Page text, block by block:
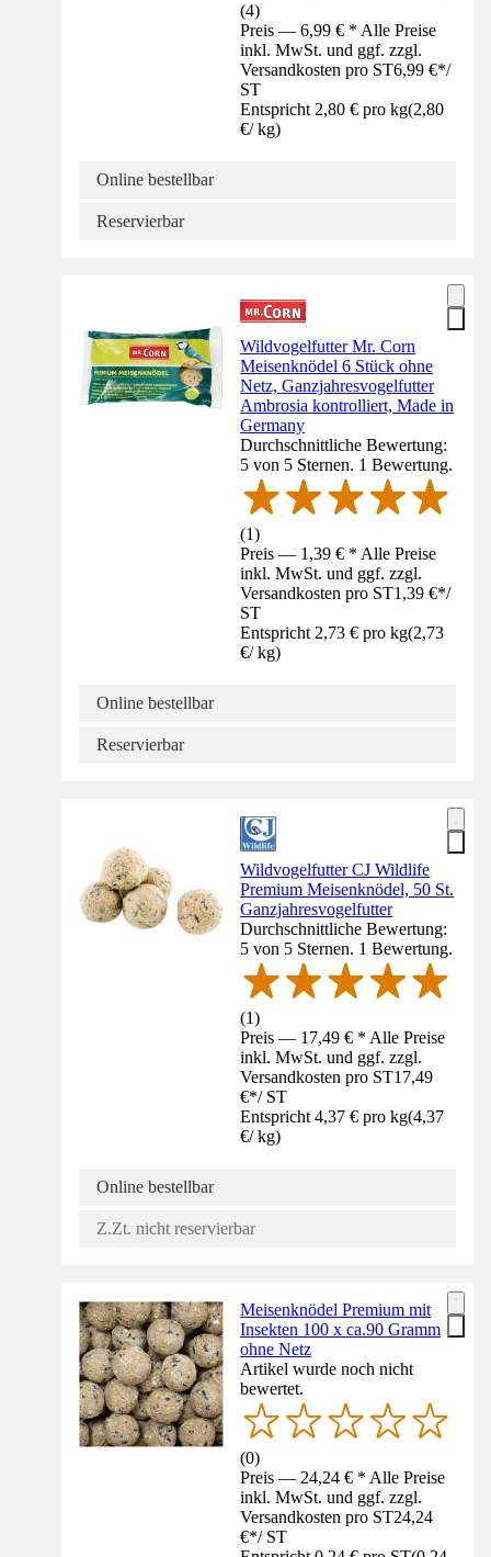
(4)
Preis — 6,99 € * Alle Preise
inkl. MwSt. und ggf. zzgl.
Versandkosten pro ST6,99 €*/
ST
Entspricht 2,80 € pro kg(2,80
€/ kg)
Online bestellbar
Reservierbar
Wildvogelfutter Mr. Corn
Meisenknödel 6 Stück ohne
Netz, Ganzjahresvogelfutter
Ambrosia kontrolliert, Made in
Germany
Durchschnittliche Bewertung:
5 von 5 Sternen. 1 Bewertung.
(1)
Preis — 1,39 € * Alle Preise
inkl. MwSt. und ggf. zzgl.
Versandkosten pro ST1,39 €*/
ST
Entspricht 2,73 € pro kg(2,73
€/ kg)
Online bestellbar
Reservierbar
Wildvogelfutter CJ Wildlife
Premium Meisenknödel, 50 St.
Ganzjahresvogelfutter
Durchschnittliche Bewertung:
5 von 5 Sternen. 1 Bewertung.
(1)
Preis — 17,49 € * Alle Preise
inkl. MwSt. und ggf. zzgl.
Versandkosten pro ST17,49
€*/ ST
Entspricht 4,37 € pro kg(4,37
€/ kg)
Online bestellbar
Z.Zt. nicht reservierbar
Meisenknödel Premium mit
Insekten 100 x ca.90 Gramm
ohne Netz
Artikel wurde noch nicht
bewertet.
(0)
Preis — 24,24 € * Alle Preise
inkl. MwSt. und ggf. zzgl.
Versandkosten pro ST24,24
€*/ ST